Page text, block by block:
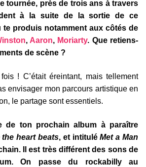
tournée, près de trois ans à travers
à la suite de la sortie de ce
te produis notamment aux côtés de
, Aaron, Moriarty. Que retiens-
de scène ?
! C’était éreintant, mais tellement
envisager mon parcours artistique en
le partage sont essentiels.
de ton prochain album à paraître
the heart beats, et intituléMet a Man
Il est très différent des sons de
On passe du rockabilly au